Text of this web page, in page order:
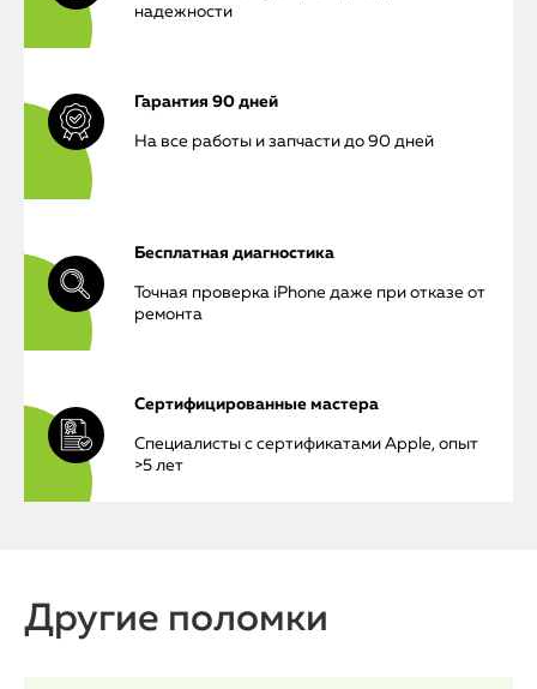
iPhone
iPad
надежности
Гарантия 90 дней
На все работы и запчасти до 90 дней
Бесплатная диагностика
Точная проверка iPhone даже при отказе от
ремонта
Сертифицированные мастера
Специалисты с сертификатами Apple, опыт
>5 лет
Другие поломки